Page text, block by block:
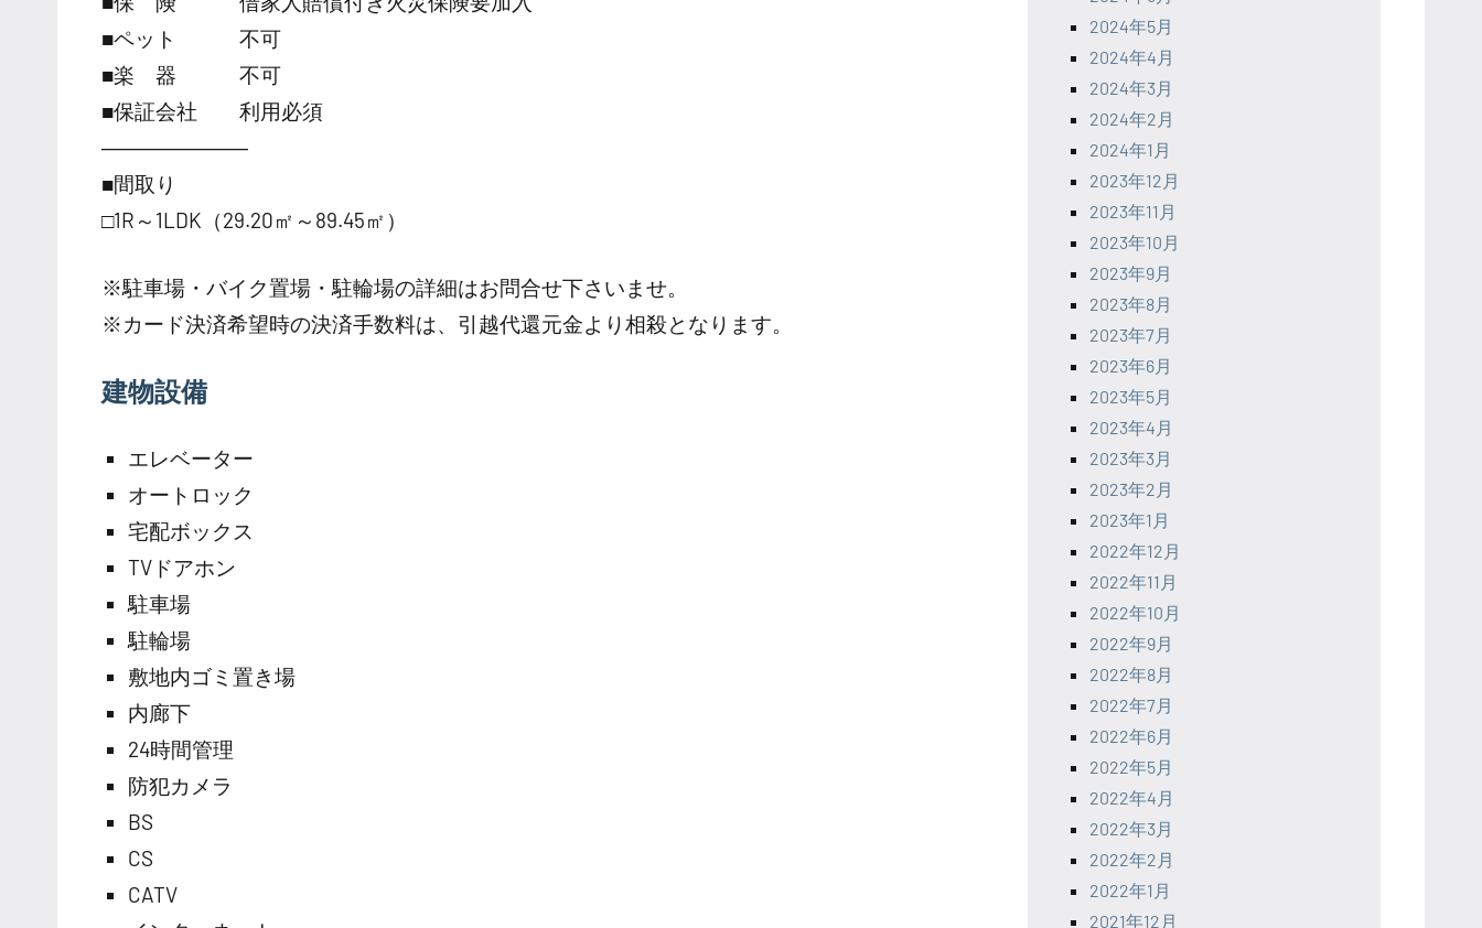
■ペット 不可
■楽 器 不可
■保証会社 利用必須
―――――――
■間取り
□1R～1LDK（29.20㎡～89.45㎡）
※駐車場・バイク置場・駐輪場の詳細はお問合せ下さいませ。
※カード決済希望時の決済手数料は、引越代還元金より相殺となります。
建物設備
エレベーター
オートロック
宅配ボックス
TVドアホン
駐車場
駐輪場
敷地内ゴミ置き場
内廊下
24時間管理
防犯カメラ
BS
CS
CATV
2024年5月
2024年4月
2024年3月
2024年2月
2024年1月
2023年12月
2023年11月
2023年10月
2023年9月
2023年8月
2023年7月
2023年6月
2023年5月
2023年4月
2023年3月
2023年2月
2023年1月
2022年12月
2022年11月
2022年10月
2022年9月
2022年8月
2022年7月
2022年6月
2022年5月
2022年4月
2022年3月
2022年2月
2022年1月
2021年12月